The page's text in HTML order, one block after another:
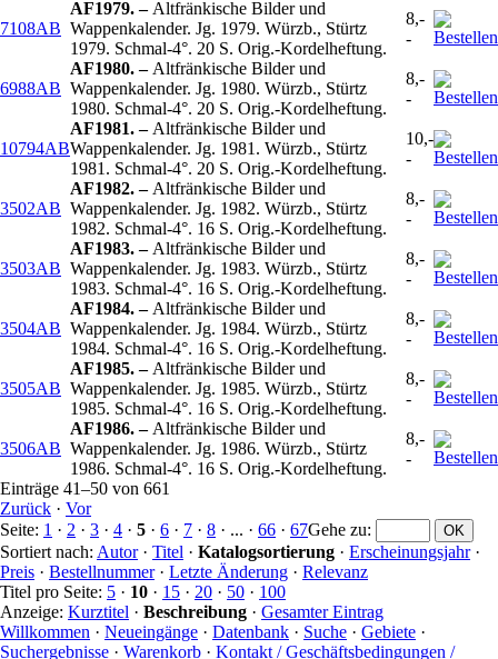
7108AB
AF1979. – Altfränkische Bilder und
Wappenkalender. Jg. 1979. Würzb., Stürtz
1979. Schmal-4°. 20 S. Orig.-Kordelheftung.
8,-
-
6988AB
AF1980. – Altfränkische Bilder und
Wappenkalender. Jg. 1980. Würzb., Stürtz
1980. Schmal-4°. 20 S. Orig.-Kordelheftung.
8,-
-
10794AB
AF1981. – Altfränkische Bilder und
Wappenkalender. Jg. 1981. Würzb., Stürtz
1981. Schmal-4°. 20 S. Orig.-Kordelheftung.
10,-
-
3502AB
AF1982. – Altfränkische Bilder und
Wappenkalender. Jg. 1982. Würzb., Stürtz
1982. Schmal-4°. 16 S. Orig.-Kordelheftung.
8,-
-
3503AB
AF1983. – Altfränkische Bilder und
Wappenkalender. Jg. 1983. Würzb., Stürtz
1983. Schmal-4°. 16 S. Orig.-Kordelheftung.
8,-
-
3504AB
AF1984. – Altfränkische Bilder und
Wappenkalender. Jg. 1984. Würzb., Stürtz
1984. Schmal-4°. 16 S. Orig.-Kordelheftung.
8,-
-
3505AB
AF1985. – Altfränkische Bilder und
Wappenkalender. Jg. 1985. Würzb., Stürtz
1985. Schmal-4°. 16 S. Orig.-Kordelheftung.
8,-
-
3506AB
AF1986. – Altfränkische Bilder und
Wappenkalender. Jg. 1986. Würzb., Stürtz
1986. Schmal-4°. 16 S. Orig.-Kordelheftung.
8,-
-
Einträge 41–50 von 661
Zurück · Vor
Seite: 1 · 2 · 3 · 4 · 5 · 6 · 7 · 8 · ... · 66 · 67Gehe zu:
Sortiert nach: Autor· Titel · Katalogsortierung · Erscheinungsjahr·
Preis · Bestellnummer· Letzte Änderung · Relevanz
Titel pro Seite: 5 · 10 · 15 · 20 · 50 · 100
Anzeige: Kurztitel · Beschreibung · Gesamter Eintrag
Willkommen · Neueingänge · Datenbank · Suche · Gebiete ·
Suchergebnisse · Warenkorb · Kontakt / Geschäftsbedingungen /